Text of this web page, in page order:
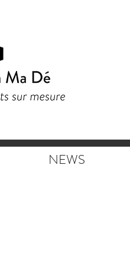
NEWS